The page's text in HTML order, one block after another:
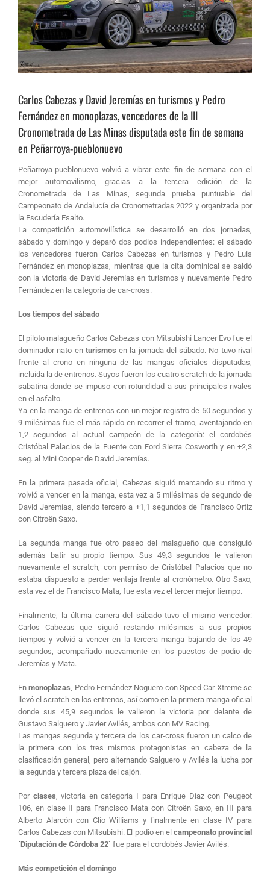
Carlos Cabezas y David Jeremías en turismos y Pedro
Fernández en monoplazas, vencedores de la III
Cronometrada de Las Minas disputada este fin de semana
en Peñarroya-pueblonuevo
Peñarroya-pueblonuevo volvió a vibrar este fin de semana con el
mejor automovilismo, gracias a la tercera edición de la
Cronometrada de Las Minas, segunda prueba puntuable del
Campeonato de Andalucía de Cronometradas 2022 y organizada por
la Escudería Esalto.
La competición automovilística se desarrolló en dos jornadas,
sábado y domingo y deparó dos podios independientes: el sábado
los vencedores fueron Carlos Cabezas en turismos y Pedro Luis
Fernández en monoplazas, mientras que la cita dominical se saldó
con la victoria de David Jeremías en turismos y nuevamente Pedro
Fernández en la categoría de car-cross.
Los tiempos del sábado
El piloto malagueño Carlos Cabezas con Mitsubishi Lancer Evo fue el
dominador nato en turismos en la jornada del sábado. No tuvo rival
frente al crono en ninguna de las mangas oficiales disputadas,
incluida la de entrenos. Suyos fueron los cuatro scratch de la jornada
sabatina donde se impuso con rotundidad a sus principales rivales
en el asfalto.
Ya en la manga de entrenos con un mejor registro de 50 segundos y
9 milésimas fue el más rápido en recorrer el tramo, aventajando en
1,2 segundos al actual campeón de la categoría: el cordobés
Cristóbal Palacios de la Fuente con Ford Sierra Cosworth y en +2,3
seg. al Mini Cooper de David Jeremías.
En la primera pasada oficial, Cabezas siguió marcando su ritmo y
volvió a vencer en la manga, esta vez a 5 milésimas de segundo de
David Jeremías, siendo tercero a +1,1 segundos de Francisco Ortiz
con Citroën Saxo.
La segunda manga fue otro paseo del malagueño que consiguió
además batir su propio tiempo. Sus 49,3 segundos le valieron
nuevamente el scratch, con permiso de Cristóbal Palacios que no
estaba dispuesto a perder ventaja frente al cronómetro. Otro Saxo,
esta vez el de Francisco Mata, fue esta vez el tercer mejor tiempo.
Finalmente, la última carrera del sábado tuvo el mismo vencedor:
Carlos Cabezas que siguió restando milésimas a sus propios
tiempos y volvió a vencer en la tercera manga bajando de los 49
segundos, acompañado nuevamente en los puestos de podio de
Jeremías y Mata.
Enmonoplazas, Pedro Fernández Noguero con Speed Car Xtreme se
llevó el scratch en los entrenos, así como en la primera manga oficial
donde sus 45,9 segundos le valieron la victoria por delante de
Gustavo Salguero y Javier Avilés, ambos con MV Racing.
Las mangas segunda y tercera de los car-cross fueron un calco de
la primera con los tres mismos protagonistas en cabeza de la
clasificación general, pero alternando Salguero y Avilés la lucha por
la segunda y tercera plaza del cajón.
Porclases, victoria en categoría I para Enrique Díaz con Peugeot
106, en clase II para Francisco Mata con Citroën Saxo, en III para
Alberto Alarcón con Clío Williams y finalmente en clase IV para
Carlos Cabezas con Mitsubishi. El podio en el campeonato provincial
`Diputación de Córdoba 22´fue para el cordobés Javier Avilés.
Más competición el domingo